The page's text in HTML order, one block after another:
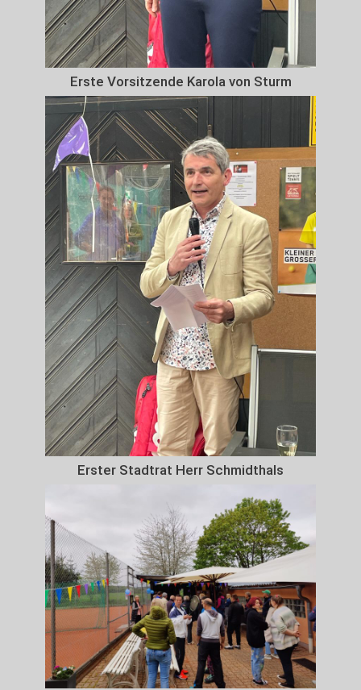
Erste Vorsitzende Karola von Sturm
Erster Stadtrat Herr Schmidthals